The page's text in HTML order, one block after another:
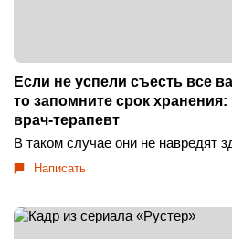
Если не успели съесть все
то запомните срок
врач-терапевт
В таком случае они не навредят
Написать